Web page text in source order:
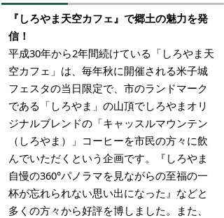
『しろやま天空カフェ』で郷土の魅力を発
信！
平成30年から2年間続けている「しろやま天
空カフェ」は、毎年秋に開催される米子城
フェスタの当日限定で、市のランドマーク
である「しろやま」の山頂でしろやまオリ
ジナルブレンドの「キャッスルマウンテン
（しろやま）」コーヒーを市民の方々に飲
んでいただくという企画です。『しろやま
自慢の360°パノラマを見ながらの至福の一
杯が忘れられない思い出になった』などと
多くの方々から好評を博しました。また、